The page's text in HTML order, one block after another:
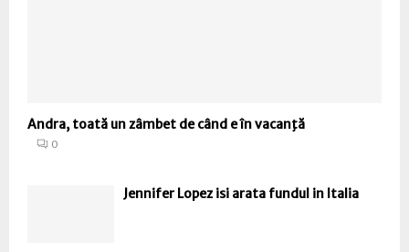
Andra, toată un zâmbet de când e în vacanţă
0
Jennifer Lopez isi arata fundul in Italia